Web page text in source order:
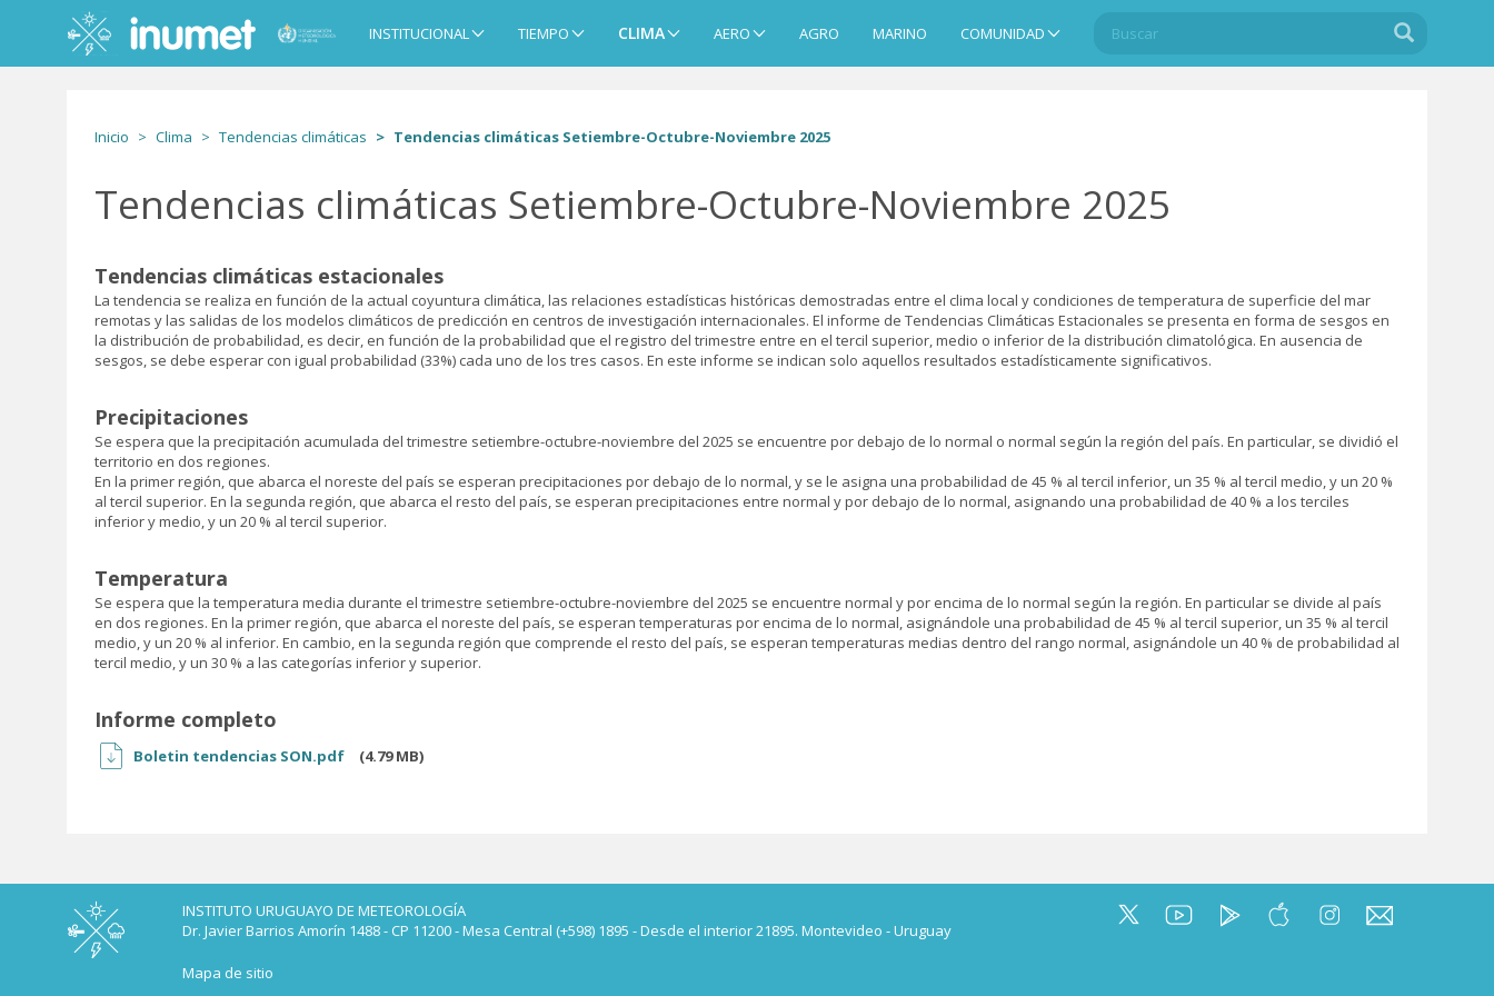
principal
Main
navigation
INSTITUCIONAL TIEMPO CLIMA AERO AGRO MARINO COMUNIDAD
Search
Buscar
Inicio Clima Tendencias climáticas Tendencias climáticas Setiembre-Octubre-Noviembre 2025
Tendencias climáticas Setiembre-Octubre-Noviembre 2025
Tendencias climáticas estacionales
La tendencia se realiza en función de la actual coyuntura climática, las relaciones estadísticas históricas demostradas entre el clima local y condiciones de temperatura de superficie del mar
remotas y las salidas de los modelos climáticos de predicción en centros de investigación internacionales. El informe de Tendencias Climáticas Estacionales se presenta en forma de sesgos en
la distribución de probabilidad, es decir, en función de la probabilidad que el registro del trimestre entre en el tercil superior, medio o inferior de la distribución climatológica. En ausencia de
sesgos, se debe esperar con igual probabilidad (33%) cada uno de los tres casos. En este informe se indican solo aquellos resultados estadísticamente significativos.
Precipitaciones
Se espera que la precipitación acumulada del trimestre setiembre-octubre-noviembre del 2025 se encuentre por debajo de lo normal o normal según la región del país. En particular, se dividió el
territorio en dos regiones.
En la primer región, que abarca el noreste del país se esperan precipitaciones por debajo de lo normal, y se le asigna una probabilidad de 45 % al tercil inferior, un 35 % al tercil medio, y un 20 %
al tercil superior. En la segunda región, que abarca el resto del país, se esperan precipitaciones entre normal y por debajo de lo normal, asignando una probabilidad de 40 % a los terciles
inferior y medio, y un 20 % al tercil superior.
Temperatura
Se espera que la temperatura media durante el trimestre setiembre-octubre-noviembre del 2025 se encuentre normal y por encima de lo normal según la región. En particular se divide al país
en dos regiones. En la primer región, que abarca el noreste del país, se esperan temperaturas por encima de lo normal, asignándole una probabilidad de 45 % al tercil superior, un 35 % al tercil
medio, y un 20 % al inferior. En cambio, en la segunda región que comprende el resto del país, se esperan temperaturas medias dentro del rango normal, asignándole un 40 % de probabilidad al
tercil medio, y un 30 % a las categorías inferior y superior.
Informe completo
Boletin tendencias SON.pdf (4.79 MB)
INSTITUTO URUGUAYO DE METEOROLOGÍA
Dr. Javier Barrios Amorín 1488 - CP 11200 - Mesa Central (+598) 1895 - Desde el interior 21895. Montevideo - Uruguay
Mapa de sitio